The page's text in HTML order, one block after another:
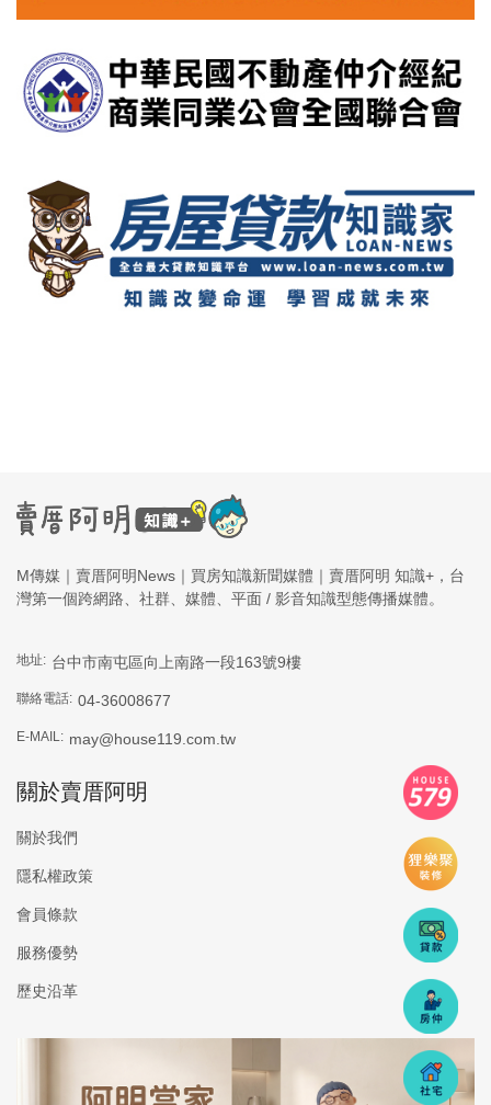
M傳媒｜賣厝阿明News｜買房知識新聞媒體｜賣厝阿明 知識+，台
灣第一個跨網路、社群、媒體、平面 / 影音知識型態傳播媒體。
地址: 台中市南屯區向上南路一段163號9樓
聯絡電話: 04-36008677
E-MAIL: may@house119.com.tw
關於賣厝阿明
關於我們
隱私權政策
會員條款
服務優勢
歷史沿革